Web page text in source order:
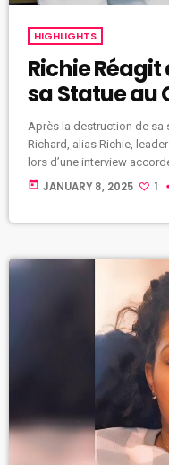
HIGHLIGHTS
Richie
sa Statue au
Après la destruction de sa
Richard, alias Richie,
lors d’une interview
a exprimé sa
today JANUARY 8, 2025 1